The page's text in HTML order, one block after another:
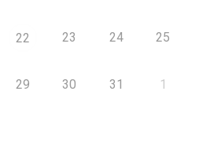
22 23 24 25
29 30 31 1